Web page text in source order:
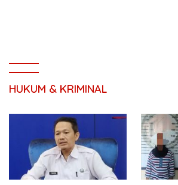
HUKUM & KRIMINAL